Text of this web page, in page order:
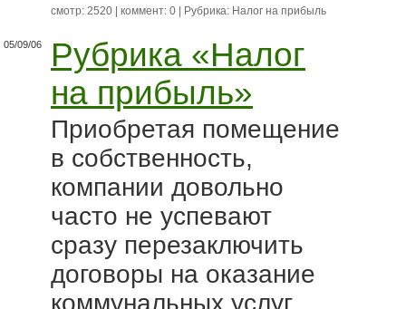
смотр: 2520 | коммент: 0 | Рубрика: Налог на прибыль
05/09/06
Рубрика «Налог
на прибыль»
Приобретая помещение
в собственность,
компании довольно
часто не успевают
сразу перезаключить
договоры на оказание
коммунальных услуг.